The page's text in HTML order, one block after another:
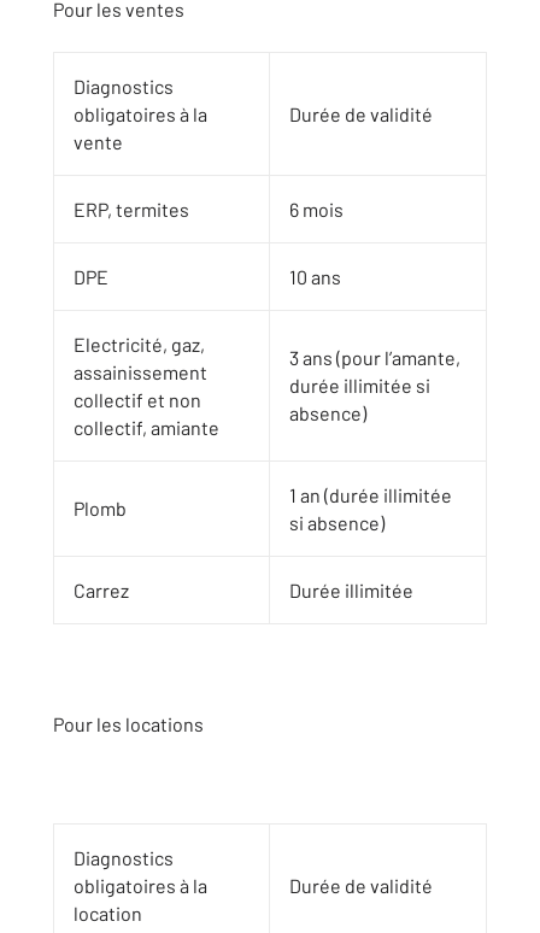
Pour les ventes
Diagnostics
obligatoires à la
vente
Durée de validité
ERP, termites 6 mois
DPE 10 ans
Electricité, gaz,
assainissement
collectif et non
collectif, amiante
3 ans (pour l’amante,
durée illimitée si
absence)
Plomb
1 an (durée illimitée
si absence)
Carrez Durée illimitée
Pour les locations
Diagnostics
obligatoires à la
location
Durée de validité